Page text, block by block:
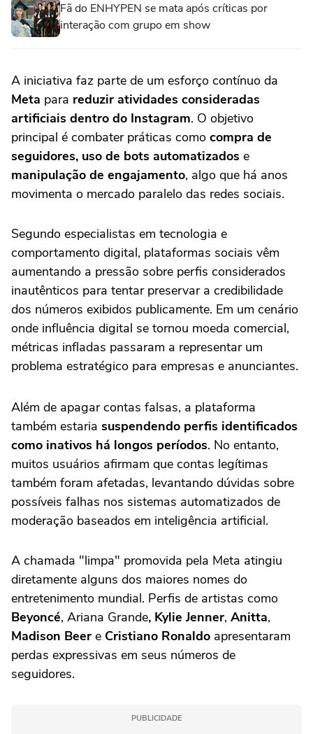
Fã do ENHYPEN se mata após críticas por
interação com grupo em show
A iniciativa faz parte de um esforço contínuo da
Meta para reduzir atividades consideradas
artificiais dentro do Instagram. O objetivo
principal é combater práticas como compra de
seguidores, uso de bots automatizados e
manipulação de engajamento, algo que há anos
movimenta o mercado paralelo das redes sociais.
Segundo especialistas em tecnologia e
comportamento digital, plataformas sociais vêm
aumentando a pressão sobre perfis considerados
inautênticos para tentar preservar a credibilidade
dos números exibidos publicamente. Em um cenário
onde influência digital se tornou moeda comercial,
métricas infladas passaram a representar um
problema estratégico para empresas e anunciantes.
Além de apagar contas falsas, a plataforma
também estaria suspendendo perfis identificados
como inativos há longos períodos. No entanto,
muitos usuários afirmam que contas legítimas
também foram afetadas, levantando dúvidas sobre
possíveis falhas nos sistemas automatizados de
moderação baseados em inteligência artificial.
A chamada "limpa" promovida pela Meta atingiu
diretamente alguns dos maiores nomes do
entretenimento mundial. Perfis de artistas como
Beyoncé, Ariana Grande, Kylie Jenner, Anitta,
Madison Beer e Cristiano Ronaldo apresentaram
perdas expressivas em seus números de
seguidores.
PUBLICIDADE